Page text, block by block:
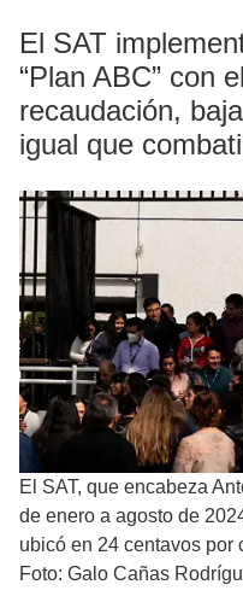
El SAT
“Plan ABC” con
recaudación,
igual que
El SAT, que encabeza
de enero a agosto de
ubicó en 24 centavos por
Foto: Galo Cañas